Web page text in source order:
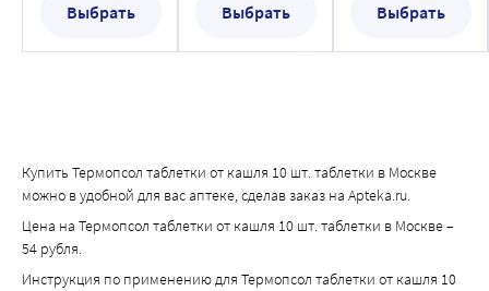
Выбрать
Выбрать
Выбрать
Купить Термопсол таблетки от кашля 10 шт. таблетки в Москве
можно в удобной для вас аптеке, сделав заказ на Apteka.ru.
Цена на Термопсол таблетки от кашля 10 шт. таблетки в Москве –
54 рубля.
Инструкция по применению для Термопсол таблетки от кашля 10